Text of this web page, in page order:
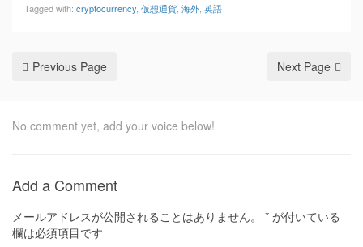
Tagged with: cryptocurrency 仮想通貨 海外 英語
Previous Page Next Page
No comment yet, add your voice below!
Add a Comment
メールアドレスが公開されることはありません。 * が付いている
欄は必須項目です